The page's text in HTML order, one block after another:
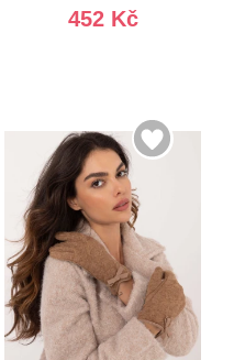
452 Kč
S/M